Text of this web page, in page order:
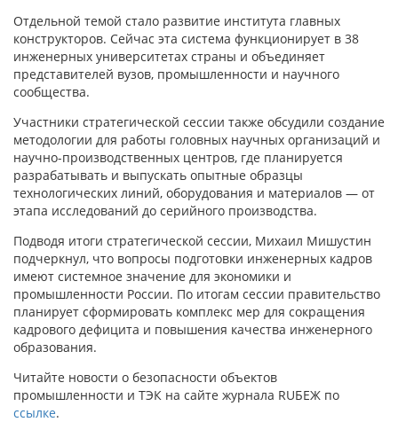
Отдельной темой стало развитие института главных
конструкторов. Сейчас эта система функционирует в 38
инженерных университетах страны и объединяет
представителей вузов, промышленности и научного
сообщества.
Участники стратегической сессии также обсудили создание
методологии для работы головных научных организаций и
научно-производственных центров, где планируется
разрабатывать и выпускать опытные образцы
технологических линий, оборудования и материалов — от
этапа исследований до серийного производства.
Подводя итоги стратегической сессии, Михаил Мишустин
подчеркнул, что вопросы подготовки инженерных кадров
имеют системное значение для экономики и
промышленности России. По итогам сессии правительство
планирует сформировать комплекс мер для сокращения
кадрового дефицита и повышения качества инженерного
образования.
Читайте новости о безопасности объектов
промышленности и ТЭК на сайте журнала RUБЕЖ по
ссылке.